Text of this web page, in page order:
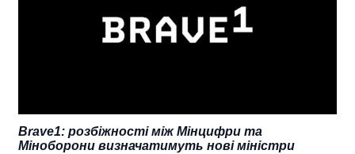
Brave1: розбіжності між Мінцифри та
Міноборони визначатимуть нові міністри